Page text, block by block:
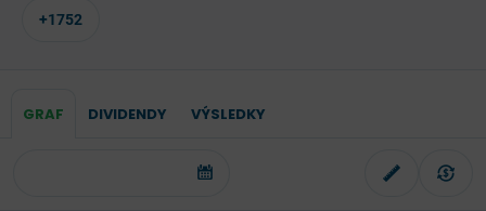
+1752
GRAF DIVIDENDY VÝSLEDKY